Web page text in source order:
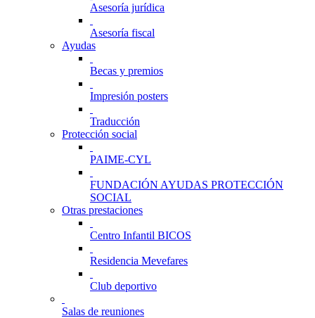
Asesoría jurídica
Asesoría fiscal
Ayudas
Becas y premios
Impresión posters
Traducción
Protección social
PAIME-CYL
FUNDACIÓN AYUDAS PROTECCIÓN
SOCIAL
Otras prestaciones
Centro Infantil BICOS
Residencia Mevefares
Club deportivo
Salas de reuniones